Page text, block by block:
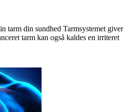
tarm din sundhed Tarmsystemet giver
tarm kan også kaldes en irriteret